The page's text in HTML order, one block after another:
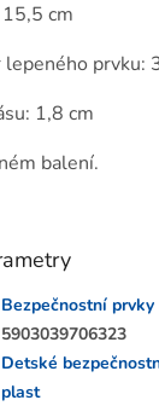
cm
prvku:
1,8 cm
balení.
Bezpečnostní
5903039706323
Detské
plast